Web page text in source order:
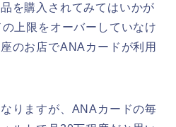
を購入されてみてはいかが
上限をオーバーしていなけ
のお店でANAカードが利用
りますが、ANAカードの毎